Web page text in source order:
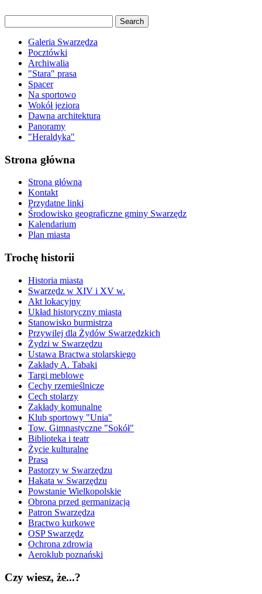
Galeria Swarzędza
Pocztówki
Archiwalia
"Stara" prasa
Spacer
Na sportowo
Wokół jeziora
Dawna architektura
Panoramy
"Heraldyka"
Strona główna
Strona główna
Kontakt
Przydatne linki
Środowisko geograficzne gminy Swarzędz
Kalendarium
Plan miasta
Trochę historii
Historia miasta
Swarzędz w XIV i XV w.
Akt lokacyjny
Układ historyczny miasta
Stanowisko burmistrza
Przywilej dla Żydów Swarzędzkich
Żydzi w Swarzędzu
Ustawa Bractwa stolarskiego
Zakłady A. Tabaki
Targi meblowe
Cechy rzemieślnicze
Cech stolarzy
Zakłady komunalne
Klub sportowy "Unia"
Tow. Gimnastyczne "Sokół"
Biblioteka i teatr
Życie kulturalne
Prasa
Pastorzy w Swarzędzu
Hakata w Swarzędzu
Powstanie Wielkopolskie
Obrona przed germanizacją
Patron Swarzędza
Bractwo kurkowe
OSP Swarzędz
Ochrona zdrowia
Aeroklub poznański
Czy wiesz, że...?